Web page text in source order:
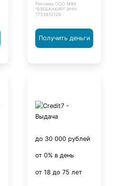
Реклама ООО МФК
"ВЭББАНКИР" ИНН
7733812126
Получить деньги
до 30 000 рублей
от 0% в день
от 18 до 75 лет